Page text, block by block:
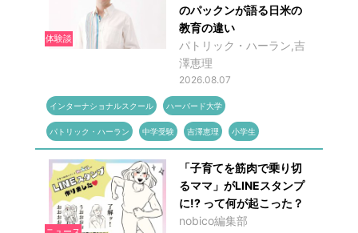
体験談
のパックンが語る日米の
教育の違い
パトリック・ハーラン,吉
澤恵理
2026.08.07
インターナショナルスクール ハーバード大学
パトリック・ハーラン 中学受験 吉澤恵理 小学生
「子育てを筋肉で乗り切
るママ」がLINEスタンプ
に!? って何が起こった？
nobico編集部